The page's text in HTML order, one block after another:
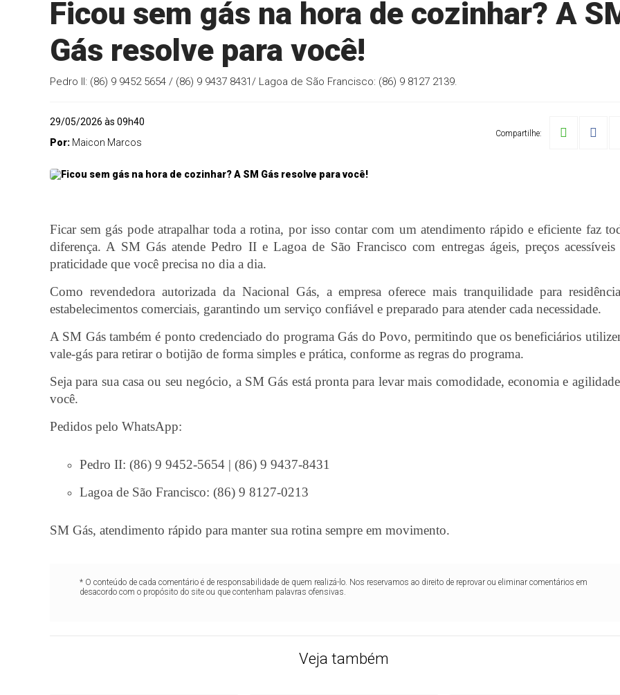
Ficou sem gás na hora de cozinhar? A
Gás resolve para você!
Pedro II: (86) 9 9452 5654 / (86) 9 9437 8431/ Lagoa de São Francisco: (86) 9 8127 2139.
29/05/2026 às 09h40
Por: Maicon Marcos
Compartilhe:
Ficar sem gás pode atrapalhar toda a rotina, por isso contar com um atendimento rápido e eficiente faz
diferença. A SM Gás atende Pedro II e Lagoa de São Francisco com entregas ágeis, preços
praticidade que você precisa no dia a dia.
Como revendedora autorizada da Nacional Gás, a empresa oferece mais tranquilidade para
estabelecimentos comerciais, garantindo um serviço confiável e preparado para atender cada necessidade.
A SM Gás também é ponto credenciado do programa Gás do Povo, permitindo que os beneficiários
vale-gás para retirar o botijão de forma simples e prática, conforme as regras do programa.
Seja para sua casa ou seu negócio, a SM Gás está pronta para levar mais comodidade, economia e
você.
Pedidos pelo WhatsApp:
Pedro II: (86) 9 9452-5654 | (86) 9 9437-8431
Lagoa de São Francisco: (86) 9 8127-0213
SM Gás, atendimento rápido para manter sua rotina sempre em movimento.
* O conteúdo de cada comentário é de responsabilidade de quem realizá-lo. Nos reservamos ao direito de reprovar ou eliminar comentários em
desacordo com o propósito do site ou que contenham palavras ofensivas.
Veja também